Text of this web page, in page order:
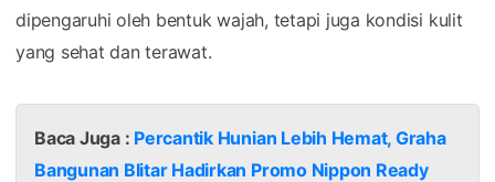
dipengaruhi oleh bentuk wajah, tetapi juga kondisi kulit
yang sehat dan terawat.
Baca Juga : Percantik Hunian Lebih Hemat, Graha
Bangunan Blitar Hadirkan Promo Nippon Ready